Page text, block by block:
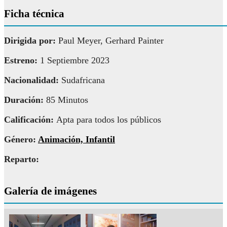
Ficha técnica
Dirigida por: Paul Meyer, Gerhard Painter
Estreno: 1 Septiembre 2023
Nacionalidad: Sudafricana
Duración: 85 Minutos
Calificación: Apta para todos los públicos
Género: Animación, Infantil
Reparto:
Galería de imágenes